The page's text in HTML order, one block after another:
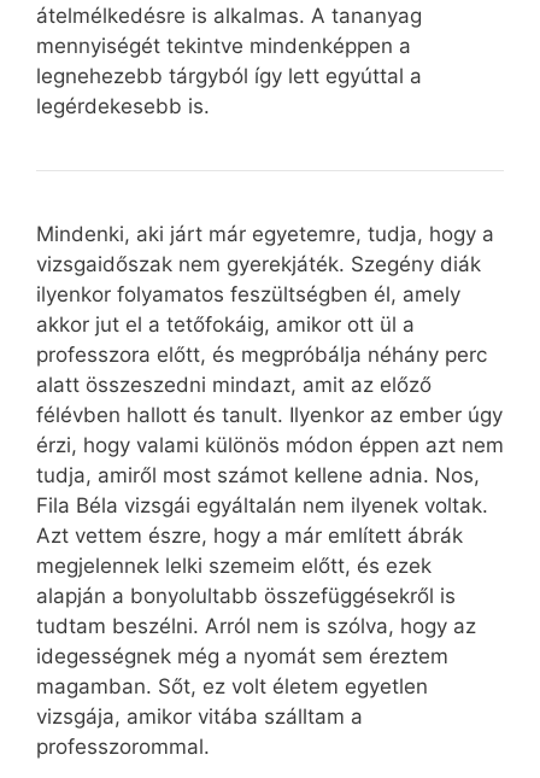
átelmélkedésre is alkalmas. A tananyag
mennyiségét tekintve mindenképpen a
legnehezebb tárgyból így lett egyúttal a
legérdekesebb is.
Mindenki, aki járt már egyetemre, tudja, hogy a
vizsgaidőszak nem gyerekjáték. Szegény diák
ilyenkor folyamatos feszültségben él, amely
akkor jut el a tetőfokáig, amikor ott ül a
professzora előtt, és megpróbálja néhány perc
alatt összeszedni mindazt, amit az előző
félévben hallott és tanult. Ilyenkor az ember úgy
érzi, hogy valami különös módon éppen azt nem
tudja, amiről most számot kellene adnia. Nos,
Fila Béla vizsgái egyáltalán nem ilyenek voltak.
Azt vettem észre, hogy a már említett ábrák
megjelennek lelki szemeim előtt, és ezek
alapján a bonyolultabb összefüggésekről is
tudtam beszélni. Arról nem is szólva, hogy az
idegességnek még a nyomát sem éreztem
magamban. Sőt, ez volt életem egyetlen
vizsgája, amikor vitába szálltam a
professzorommal.